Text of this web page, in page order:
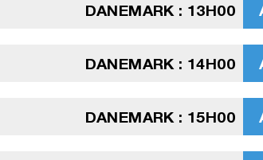
DANEMARK : 13H00
DANEMARK : 14H00
DANEMARK : 15H00